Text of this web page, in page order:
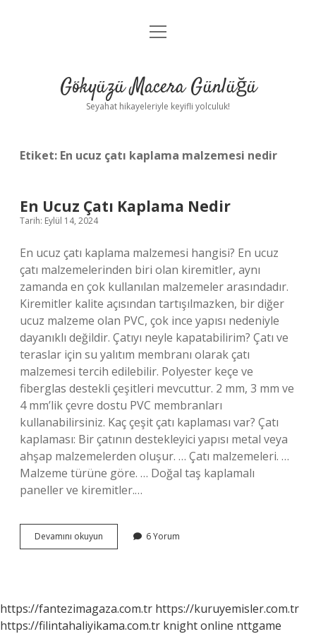
Anasayfa
Yasal Uyarı
menüyü
Gökyüzü Macera Günlüğü
Seyahat hikayeleriyle keyifli yolculuk!
Etiket: En ucuz çatı kaplama malzemesi nedir
En Ucuz Çatı Kaplama Nedir
Tarih: Eylül 14, 2024
En ucuz çatı kaplama malzemesi hangisi? En ucuz
çatı malzemelerinden biri olan kiremitler, aynı
zamanda en çok kullanılan malzemeler arasındadır.
Kiremitler kalite açısından tartışılmazken, bir diğer
ucuz malzeme olan PVC, çok ince yapısı nedeniyle
dayanıklı değildir. Çatıyı neyle kapatabilirim? Çatı ve
teraslar için su yalıtım membranı olarak çatı
malzemesi tercih edilebilir. Polyester keçe ve
fiberglas destekli çeşitleri mevcuttur. 2 mm, 3 mm ve
4 mm’lik çevre dostu PVC membranları
kullanabilirsiniz. Kaç çeşit çatı kaplaması var? Çatı
kaplaması: Bir çatının destekleyici yapısı metal veya
ahşap malzemelerden oluşur. … Çatı malzemeleri. …
Malzeme türüne göre. … Doğal taş kaplamalı
paneller ve kiremitler.…
Devamını okuyun
Ucuz
6 Yorum
https://fantezimagaza.com.tr https://kuruyemisler.com.tr
https://filintahaliyikama.com.tr knight online nttgame